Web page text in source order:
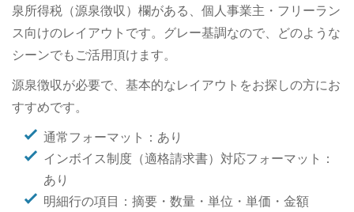
泉所得税（源泉徴収）欄がある、個人事業主・フリーラン
ス向けのレイアウトです。グレー基調なので、どのような
シーンでもご活用頂けます。
源泉徴収が必要で、基本的なレイアウトをお探しの方にお
すすめです。
通常フォーマット：あり
インボイス制度（適格請求書）対応フォーマット：
あり
明細行の項目：摘要・数量・単位・単価・金額